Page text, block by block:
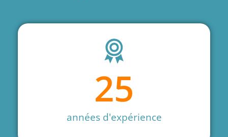
années d'expérience
25